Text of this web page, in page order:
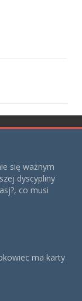
się ważnym
dyscypliny
co musi
ma karty